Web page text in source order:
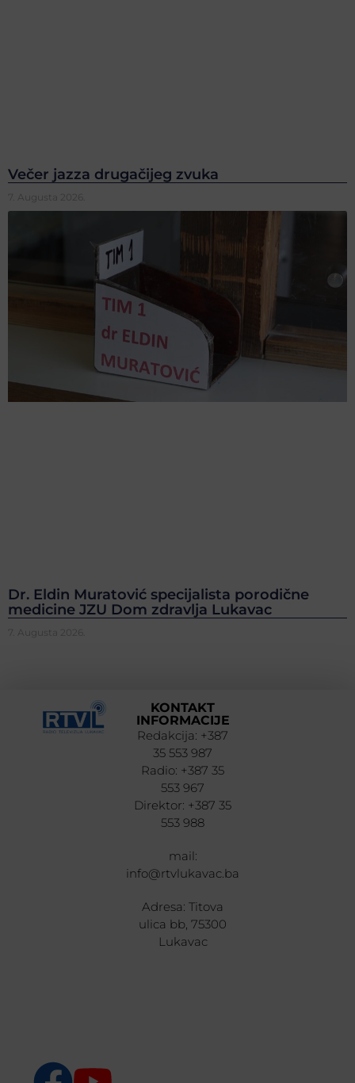
Večer jazza drugačijeg zvuka
7. Augusta 2026.
Dr. Eldin Muratović specijalista porodične
medicine JZU Dom zdravlja Lukavac
7. Augusta 2026.
KONTAKT
INFORMACIJE
Redakcija: +387
35 553 987
Radio: +387 35
553 967
Direktor: +387 35
553 988
mail:
info@rtvlukavac.ba
Adresa: Titova
ulica bb, 75300
Lukavac